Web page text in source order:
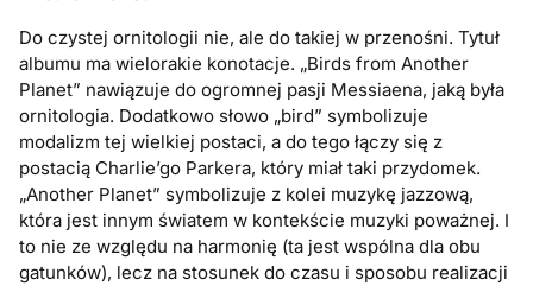
Do czystej ornitologii nie, ale do takiej w przenośni. Tytuł
albumu ma wielorakie konotacje. „Birds from Another
Planet” nawiązuje do ogromnej pasji Messiaena, jaką była
ornitologia. Dodatkowo słowo „bird” symbolizuje
modalizm tej wielkiej postaci, a do tego łączy się z
postacią Charlie’go Parkera, który miał taki przydomek.
„Another Planet” symbolizuje z kolei muzykę jazzową,
która jest innym światem w kontekście muzyki poważnej. I
to nie ze względu na harmonię (ta jest wspólna dla obu
gatunków), lecz na stosunek do czasu i sposobu realizacji